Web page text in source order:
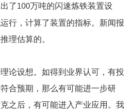
了100万吨的闪速炼铁装置设
行，计算了装置的指标。新闻报
理估算的。
论设想。如得到业界认可，有投
合预期，那么有可能进一步研
之后，有可能进入产业应用。我